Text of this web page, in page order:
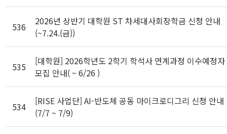
536
2026년 상반기 대학원 ST 차세대사회장학금 신청 안내
(~7.24.(금))
535
[대학원] 2026학년도 2학기 학석사 연계과정 이수예정자
모집 안내( ~ 6/26 )
534
[RISE 사업단] AI-반도체 공동 마이크로디그리 신청 안내
(7/7 ~ 7/9)